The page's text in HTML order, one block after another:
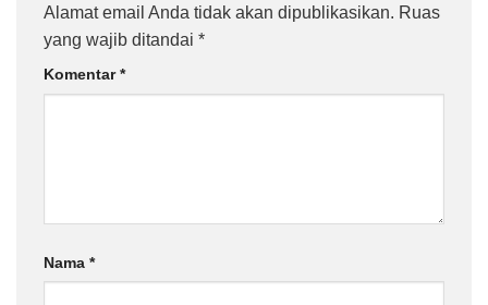
Alamat email Anda tidak akan dipublikasikan. Ruas
yang wajib ditandai *
Komentar*
Nama *